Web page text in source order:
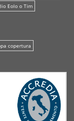
Eolo o Tim
copertura